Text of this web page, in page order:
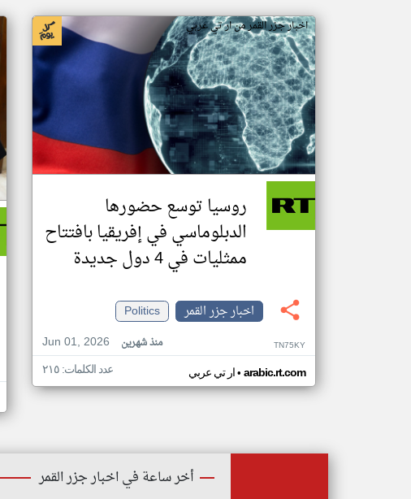
اخبار جزر القمر من ار تي عربي
روسيا توسع حضورها
الدبلوماسي في إفريقيا بافتتاح
ممثليات في 4 دول جديدة
اخبار جزر القمر
Politics
Jun 01, 2026
منذ شهرين TN75KY
ار تي عربي• arabic.rt.com عدد الكلمات: ٢١٥
أخر ساعة في اخبار جزر القمر